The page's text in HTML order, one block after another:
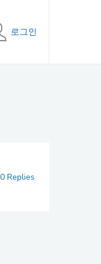
로그인
0 Replies